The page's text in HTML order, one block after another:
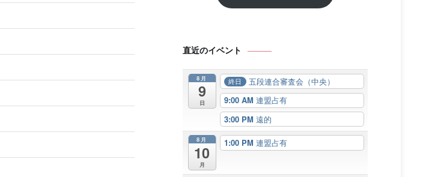
直近のイベント
8月
9
日
終日
五段連合審査会（中央）
9:00 AM 連盟占有
3:00 PM 遠的
8月
10
月
1:00 PM 連盟占有